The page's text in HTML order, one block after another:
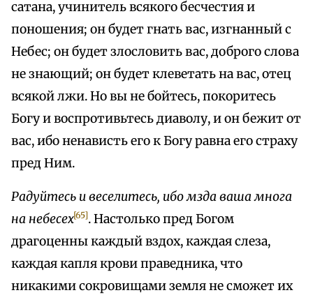
сатана, учинитель всякого бесчестия и
поношения; он будет гнать вас, изгнанный с
Небес; он будет злословить вас, доброго слова
не знающий; он будет клеветать на вас, отец
всякой лжи. Но вы не бойтесь, покоритесь
Богу и воспротивьтесь диаволу, и он бежит от
вас, ибо ненависть его к Богу равна его страху
пред Ним.
Радуйтесь и веселитесь, ибо мзда ваша многа
на небесех[65]. Настолько пред Богом
драгоценны каждый вздох, каждая слеза,
каждая капля крови праведника, что
никакими сокровищами земля не сможет их